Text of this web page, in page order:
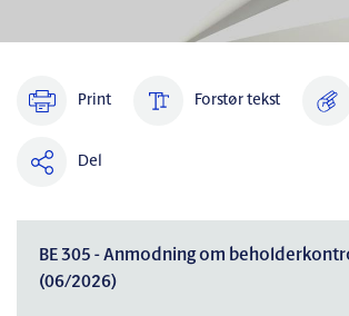
Print Forstør tekst
Del
BE 305 - Anmodning om
(06/2026)